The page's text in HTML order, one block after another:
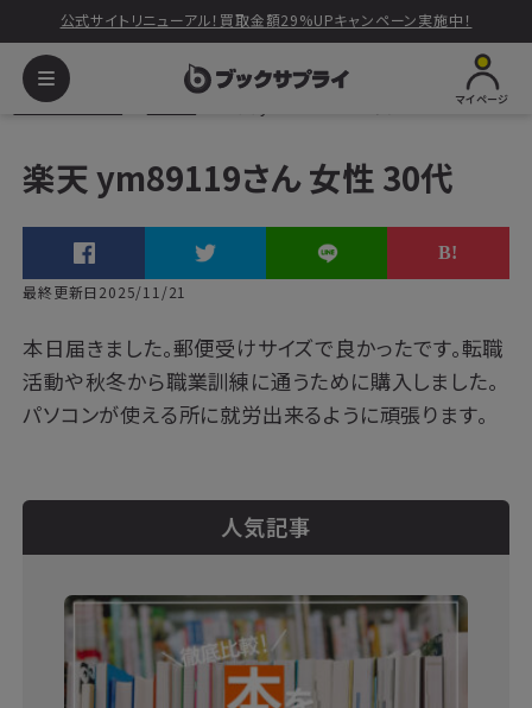
公式サイトリニューアル！買取金額29%UPキャンペーン実施中！
マイページ
ブックサプライ
楽天 ym89119さん 女性 30代
最終更新日2025/11/21
本日届きました。郵便受けサイズで良かったです。転職
活動や秋冬から職業訓練に通うために購入しました。
パソコンが使える所に就労出来るように頑張ります。
人気記事